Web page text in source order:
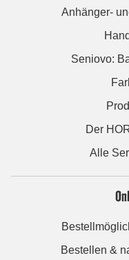
Anhänger-
Seniovo:
Der
Alle
Bestellen &